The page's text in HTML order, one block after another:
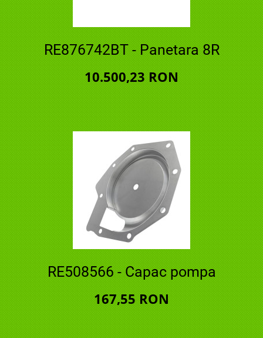
RE876742BT - Panetara 8R
10.500,23 RON
RE508566 - Capac pompa
167,55 RON